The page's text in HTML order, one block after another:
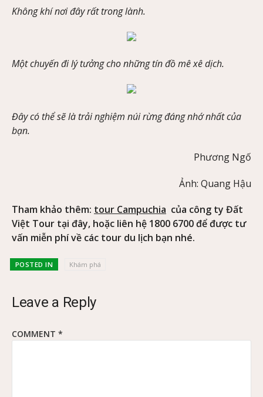
Không khí nơi đây rất trong lành.
Một chuyến đi lý tưởng cho những tín đồ mê xê dịch.
Đây có thể sẽ là trải nghiệm núi rừng đáng nhớ nhất của
bạn.
Phương Ngố
Ảnh: Quang Hậu
Tham khảo thêm: tour Campuchia của công ty Đất
Việt Tour tại đây, hoặc liên hệ 1800 6700 để được tư
vấn miễn phí về các tour du lịch bạn nhé.
POSTED IN Khám phá
Leave a Reply
COMMENT *